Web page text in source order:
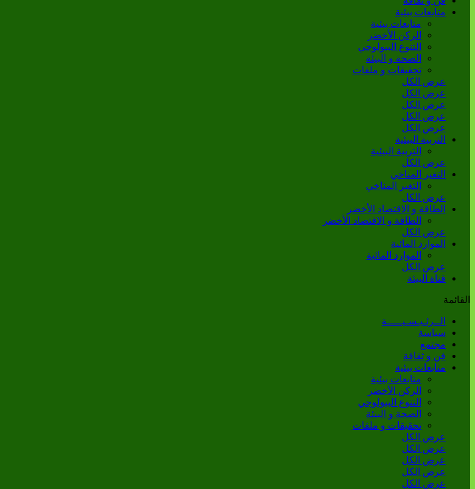
متابعات بيئية
متابعات بيئية
الركن الأخضر
التنوع البيولوجي
الصحة و البيئة
تحقيقات و ملفات
عرض الكل
عرض الكل
عرض الكل
عرض الكل
عرض الكل
التربية البيئية
التربية البيئية
عرض الكل
التغير المناخي
التغير المناخي
عرض الكل
الطاقة و الاقتصاد الأخضر
الطاقة و الاقتصاد الأخضر
عرض الكل
الموارد المائية
الموارد المائية
عرض الكل
قناة البيئة
القائمة
الــرئـيـسـيـــــة
سياسة
مجتمع
فن و ثقافة
متابعات بيئية
متابعات بيئية
الركن الأخضر
التنوع البيولوجي
الصحة و البيئة
تحقيقات و ملفات
عرض الكل
عرض الكل
عرض الكل
عرض الكل
عرض الكل